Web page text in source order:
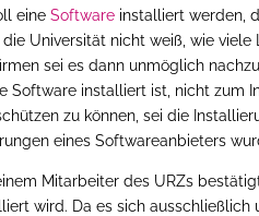
eineSoftware installiert werden,
Universität nicht weiß, wie
sei es dann unmöglich
Software installiert ist, nicht zum
zu können, sei die
eines Softwareanbieters
Mitarbeiter des URZs
wird. Da es sich